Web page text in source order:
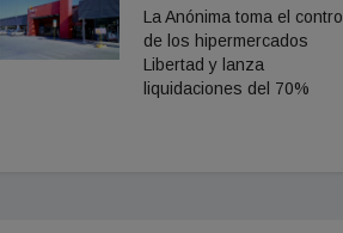
La Anónima toma el control
de los hipermercados
Libertad y lanza
liquidaciones del 70%